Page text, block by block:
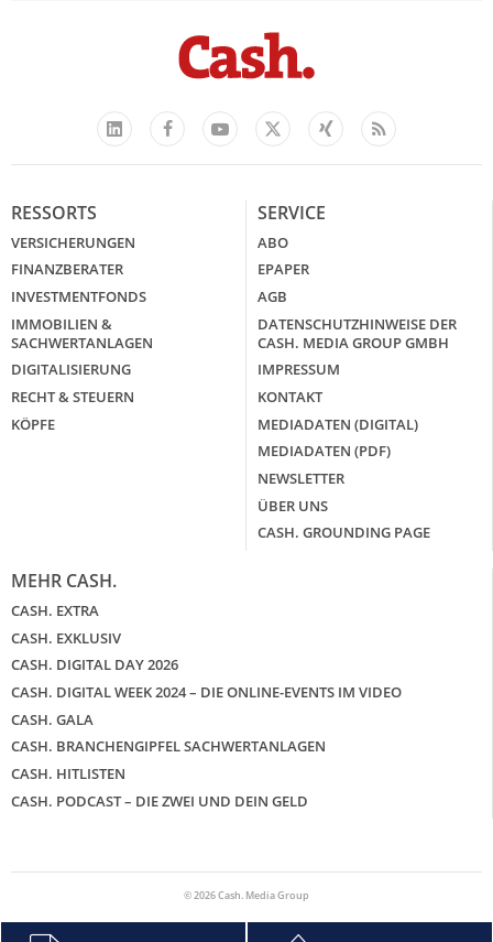
LinkedIn
FacebookYouTube
X
Xing Feed
RESSORTS
VERSICHERUNGEN
FINANZBERATER
INVESTMENTFONDS
IMMOBILIEN &
SACHWERTANLAGEN
DIGITALISIERUNG
RECHT & STEUERN
KÖPFE
SERVICE
ABO
EPAPER
AGB
DATENSCHUTZHINWEISE DER
CASH. MEDIA GROUP GMBH
IMPRESSUM
KONTAKT
MEDIADATEN (DIGITAL)
MEDIADATEN (PDF)
NEWSLETTER
ÜBER UNS
CASH. GROUNDING PAGE
MEHR CASH.
CASH. EXTRA
CASH. EXKLUSIV
CASH. DIGITAL DAY 2026
CASH. DIGITAL WEEK 2024 – DIE ONLINE-EVENTS IM VIDEO
CASH. GALA
CASH. BRANCHENGIPFEL SACHWERTANLAGEN
CASH. HITLISTEN
CASH. PODCAST – DIE ZWEI UND DEIN GELD
© 2026 Cash. Media Group